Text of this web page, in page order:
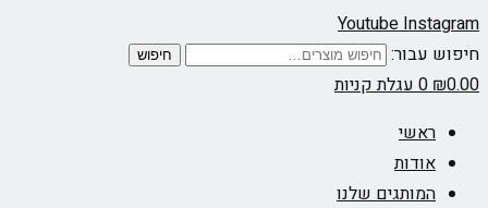
YoutubeInstagram
חיפוש עבור:
חיפוש
₪0.00
0עגלת קניות
ראשי
אודות
המותגים שלנו